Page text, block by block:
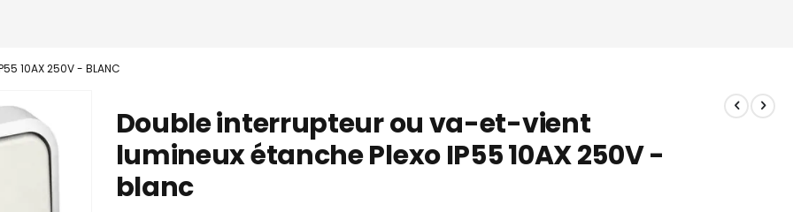
10AX 250V - BLANC
Double interrupteur ou va-et-vient
lumineux étanche Plexo IP55 10AX 250V -
blanc